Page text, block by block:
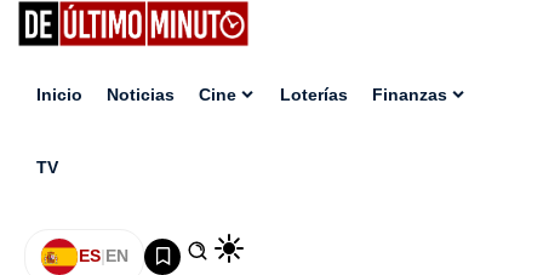
Inicio Noticias Cine Loterías Finanzas
TV
ES|EN